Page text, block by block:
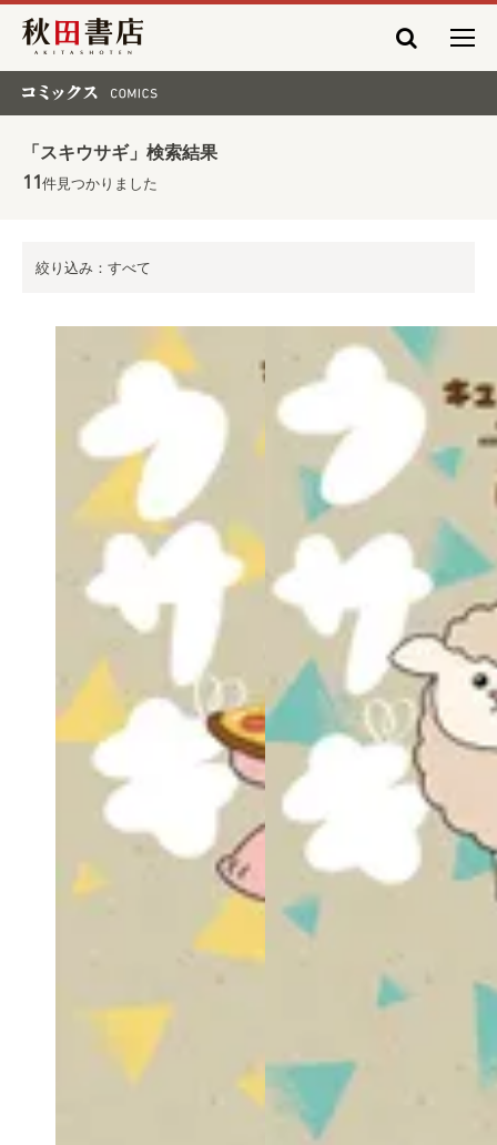
秋田書店
「スキウサギ」検索結果
11件見つかりました
絞り込み：すべて